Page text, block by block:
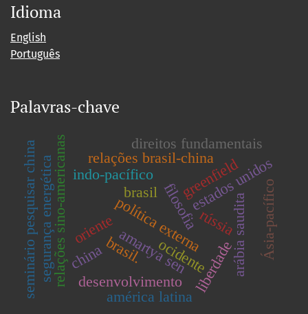
Idioma
English
Português
Palavras-chave
ocidente
oriente filosofia
liberdade
amartya sen
china
estados unidos
relações sino-americanas política externarússia Ásia-pacífico
indo-pacífico
arábia saudita
segurança energética brasil
relações brasil-china
seminário pesquisar china desenvolvimento
direitos fundamentais
brasil.
greenfield
américa latina